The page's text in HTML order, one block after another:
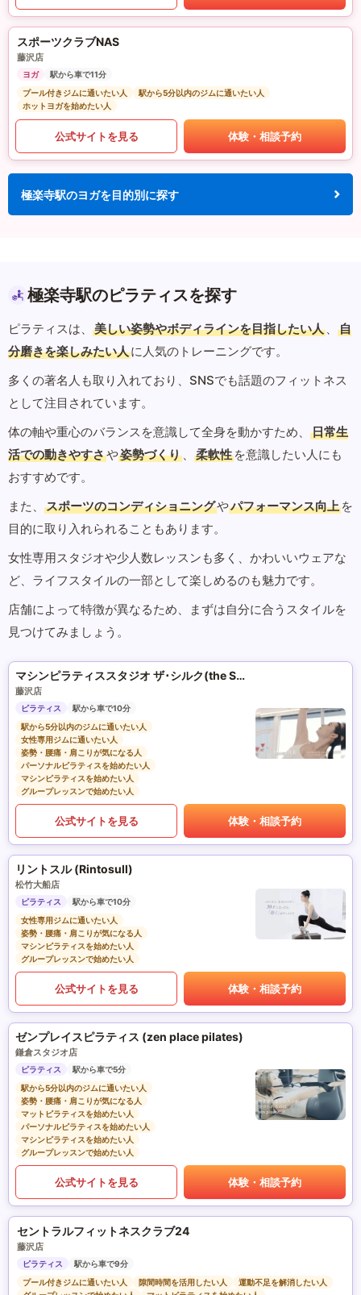
スポーツクラブNAS
藤沢店
ヨガ
駅から車で11分
プール付きジムに通いたい人
駅から5分以内のジムに通いたい人
ホットヨガを始めたい人
公式サイトを見る 体験・相談予約
極楽寺駅のヨガを目的別に探す
極楽寺駅のピラティスを探す
ピラティスは、 美しい姿勢やボディラインを目指したい人 、
自
分磨きを楽しみたい人に人気のトレーニングです。
多くの著名人も取り入れており、SNSでも話題のフィットネス
として注目されています。
体の軸や重心のバランスを意識して全身を動かすため、
日常生
活での動きやすさや姿勢づくり 、 柔軟性 を意識したい人にも
おすすめです。
また、
スポーツのコンディショニングやパフォーマンス向上 を
目的に取り入れられることもあります。
女性専用スタジオや少人数レッスンも多く、かわいいウェアな
ど、ライフスタイルの一部として楽しめるのも魅力です。
店舗によって特徴が異なるため、まずは自分に合うスタイルを
見つけてみましょう。
マシンピラティススタジオ ザ･シルク(the SILK)
藤沢店
ピラティス
駅から車で10分
駅から5分以内のジムに通いたい人
女性専用ジムに通いたい人
姿勢・腰痛・肩こりが気になる人
パーソナルピラティスを始めたい人
マシンピラティスを始めたい人
グループレッスンで始めたい人
公式サイトを見る 体験・相談予約
リントスル (Rintosull)
松竹大船店
ピラティス
駅から車で10分
女性専用ジムに通いたい人
姿勢・腰痛・肩こりが気になる人
マシンピラティスを始めたい人
グループレッスンで始めたい人
公式サイトを見る 体験・相談予約
ゼンプレイスピラティス (zen place pilates)
鎌倉スタジオ店
ピラティス
駅から車で5分
駅から5分以内のジムに通いたい人
姿勢・腰痛・肩こりが気になる人
マットピラティスを始めたい人
パーソナルピラティスを始めたい人
マシンピラティスを始めたい人
グループレッスンで始めたい人
公式サイトを見る 体験・相談予約
セントラルフィットネスクラブ24
藤沢店
ピラティス
駅から車で9分
プール付きジムに通いたい人
隙間時間を活用したい人
運動不足を解消したい人